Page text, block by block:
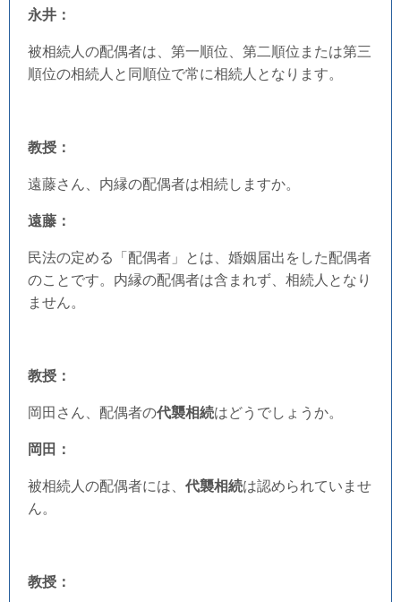
永井：
被相続人の配偶者は、第一順位、第二順位または第三
順位の相続人と同順位で常に相続人となります。
教授：
遠藤さん、内縁の配偶者は相続しますか。
遠藤：
民法の定める「配偶者」とは、婚姻届出をした配偶者
のことです。内縁の配偶者は含まれず、相続人となり
ません。
教授：
岡田さん、配偶者の代襲相続はどうでしょうか。
岡田：
被相続人の配偶者には、 代襲相続は認められていませ
ん。
教授：